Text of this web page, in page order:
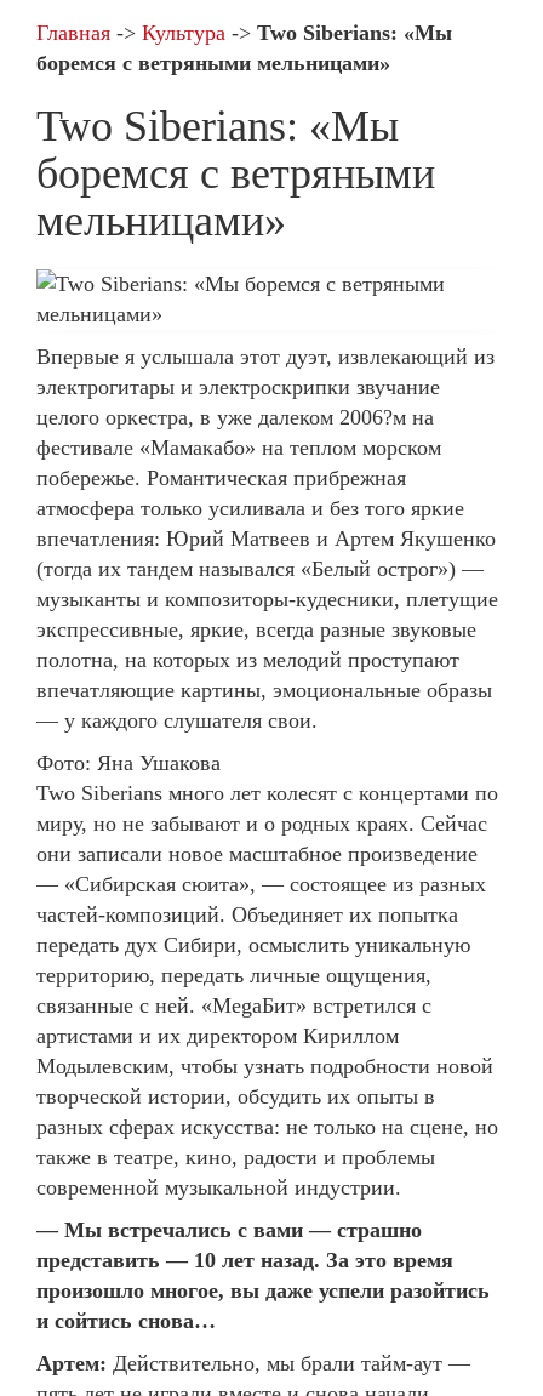
Главная -> Культура -> Two Siberians: «Мы
боремся с ветряными мельницами»
Two Siberians: «Мы
боремся с ветряными
мельницами»
Впервые я услышала этот дуэт, извлекающий из
электрогитары и электроскрипки звучание
целого оркестра, в уже далеком 2006?м на
фестивале «Мамакабо» на теплом морском
побережье. Романтическая прибрежная
атмосфера только усиливала и без того яркие
впечатления: Юрий Матвеев и Артем Якушенко
(тогда их тандем назывался «Белый острог») —
музыканты и композиторы-кудесники, плетущие
экспрессивные, яркие, всегда разные звуковые
полотна, на которых из мелодий проступают
впечатляющие картины, эмоциональные образы
— у каждого слушателя свои.
Фото: Яна Ушакова
Two Siberians много лет колесят с концертами по
миру, но не забывают и о родных краях. Сейчас
они записали новое масштабное произведение
— «Сибирская сюита», — состоящее из разных
частей-композиций. Объединяет их попытка
передать дух Сибири, осмыслить уникальную
территорию, передать личные ощущения,
связанные с ней. «MegaБит» встретился с
артистами и их директором Кириллом
Модылевским, чтобы узнать подробности новой
творческой истории, обсудить их опыты в
разных сферах искусства: не только на сцене, но
также в театре, кино, радости и проблемы
современной музыкальной индустрии.
— Мы встречались с вами — страшно
представить — 10 лет назад. За это время
произошло многое, вы даже успели разойтись
и сойтись снова…
Артем: Действительно, мы брали тайм-аут —